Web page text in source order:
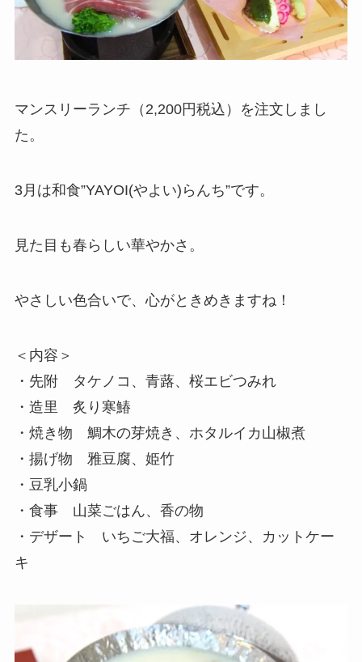
マンスリーランチ（2,200円税込）を注文しまし
た。
3月は和食”YAYOI(やよい)らんち”です。
見た目も春らしい華やかさ。
やさしい色合いで、心がときめきますね！
＜内容＞
・先附 タケノコ、青蕗、桜エビつみれ
・造里 炙り寒鰆
・焼き物 鯛木の芽焼き、ホタルイカ山椒煮
・揚げ物 雅豆腐、姫竹
・豆乳小鍋
・食事 山菜ごはん、香の物
・デザート いちご大福、オレンジ、カットケー
キ